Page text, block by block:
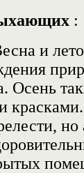
:
и
Осень
но